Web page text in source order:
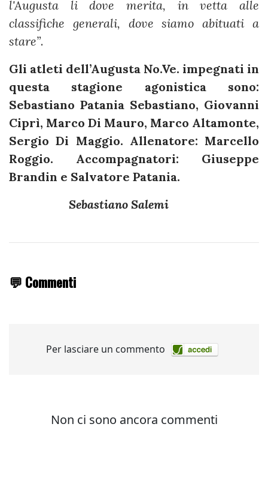
l'Augusta li dove merita, in vetta alle
classifiche generali, dove siamo abituati a
stare”.
Gli atleti dell’Augusta No.Ve. impegnati in
questa stagione agonistica sono:
Sebastiano Patania Sebastiano, Giovanni
Ciprì, Marco Di Mauro, Marco Altamonte,
Sergio Di Maggio. Allenatore: Marcello
Roggio. Accompagnatori: Giuseppe
Brandin e Salvatore Patania.
Sebastiano Salemi
💬 Commenti